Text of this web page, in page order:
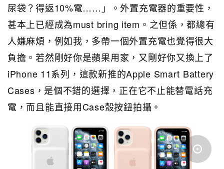
尿袋？得返10%電……」。外置充電器的重要性，
甚本上已經成為must bring item。之但係，都總有
人嫌麻煩，例如我，多帶一個外置充電也覺得很大
負擔。若然剛好你是蘋果用家，又剛好你又換上了
iPhone 11系列，這款新推的Apple Smart Battery
Cases，是個不錯的選擇，正在它不止能替電話充
電，而且能直接用Case殼按鈕拍攝。